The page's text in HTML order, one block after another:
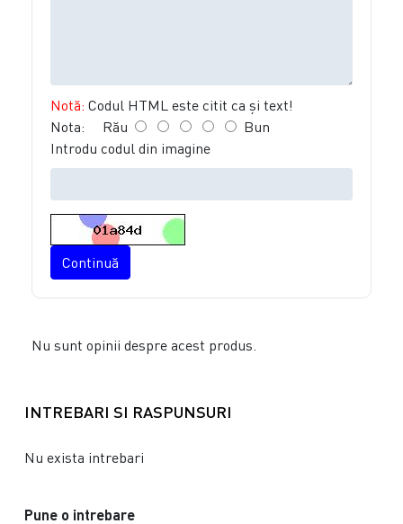
Notă: Codul HTML este citit ca şi text!
Nota: Rău
Bun
Introdu codul din imagine
Continuă
Nu sunt opinii despre acest produs.
INTREBARI SI RASPUNSURI
Nu exista intrebari
Pune o intrebare